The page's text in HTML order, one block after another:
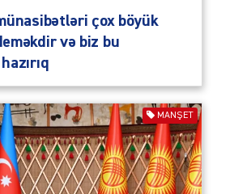
çox böyük
və biz bu
MANŞET